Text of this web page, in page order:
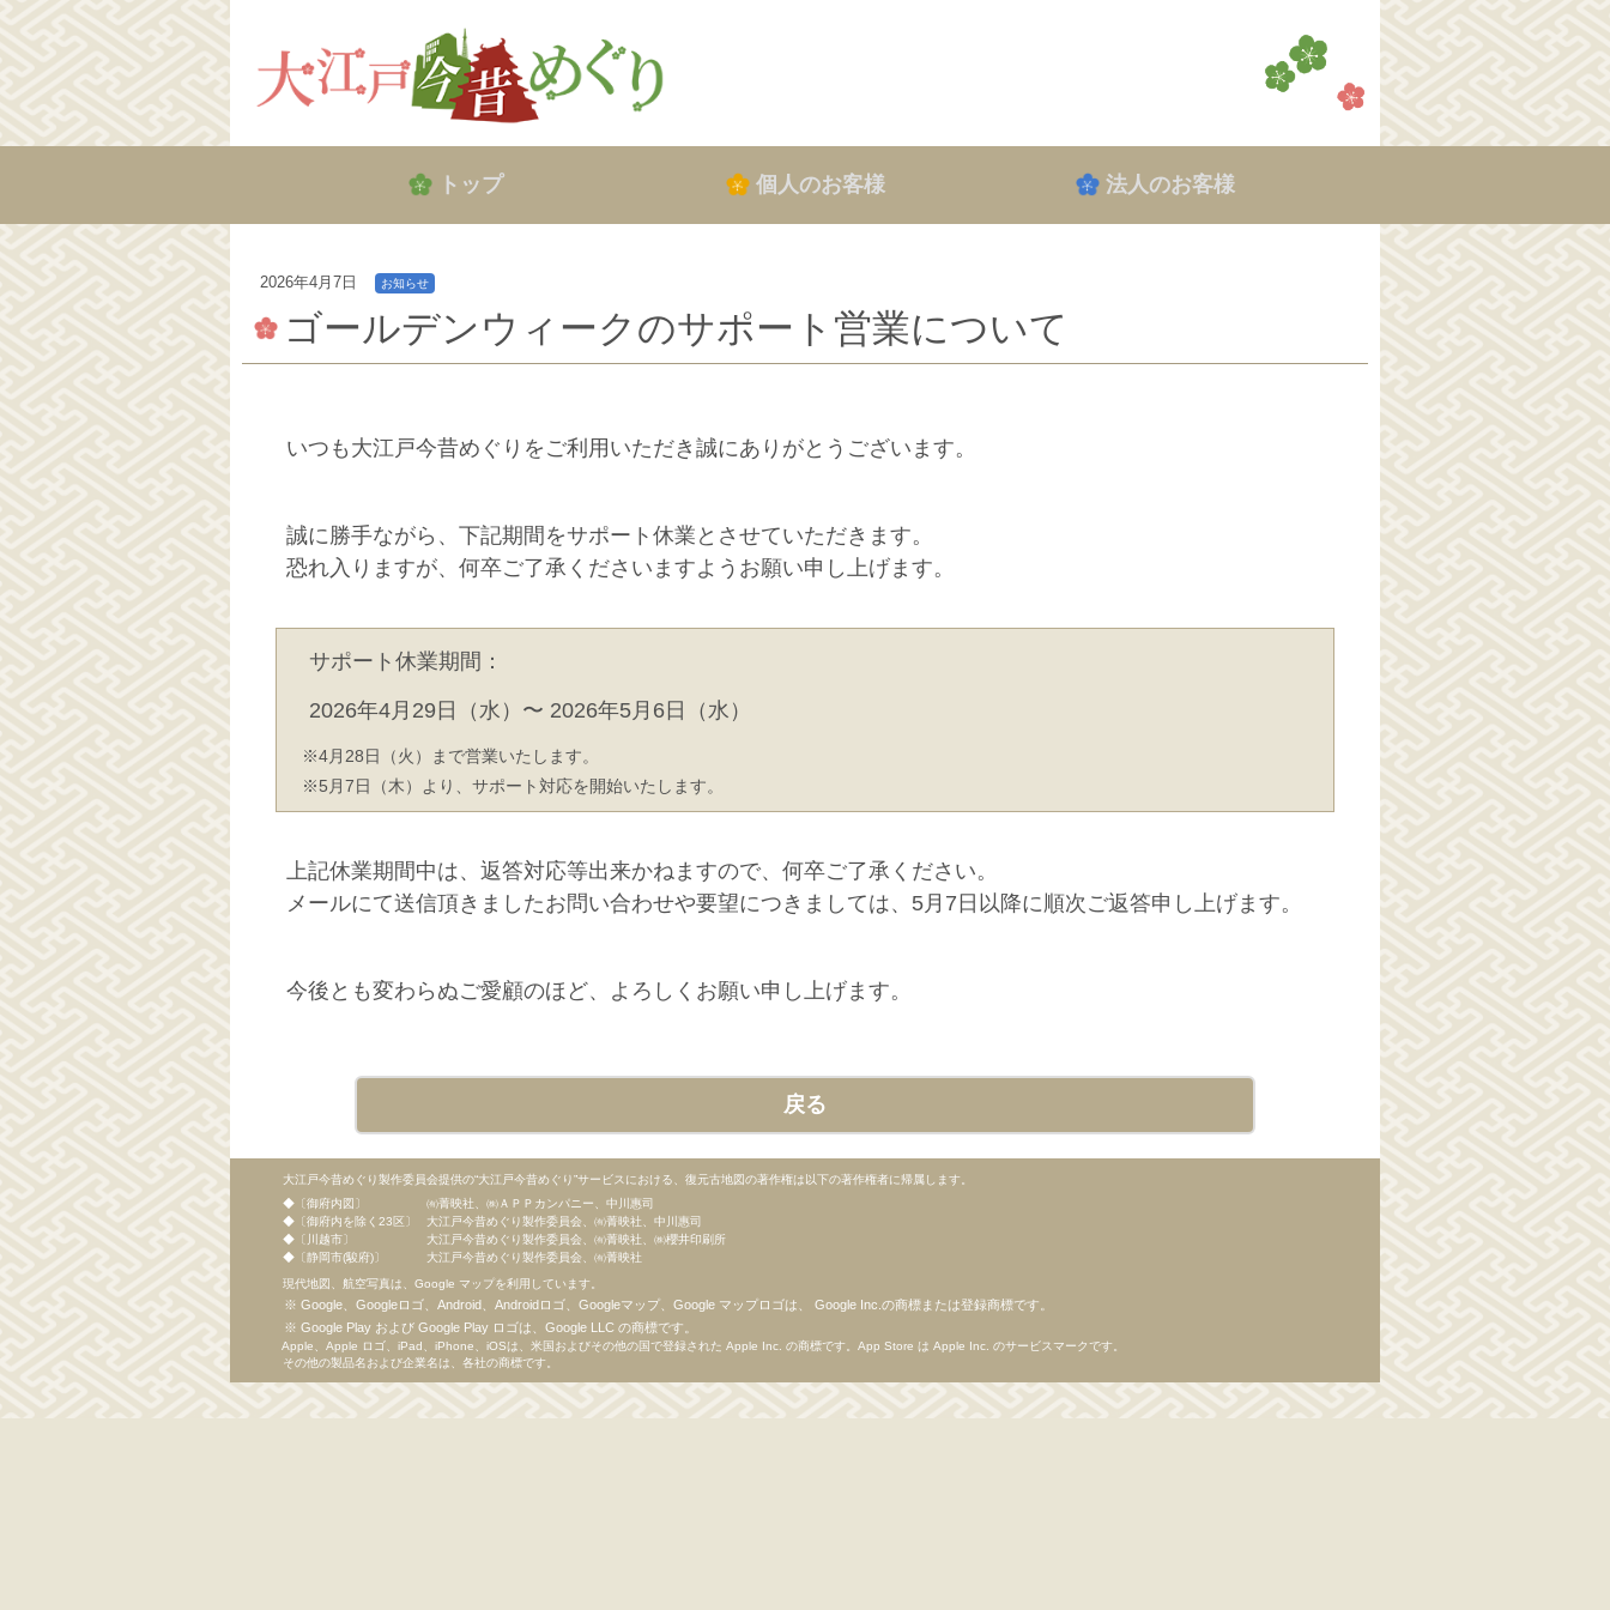
トップ 個人のお客様 法人のお客様
2026年4月7日 お知らせ
ゴールデンウィークのサポート営業について
いつも大江戸今昔めぐりをご利用いただき誠にありがとうございます。
誠に勝手ながら、下記期間をサポート休業とさせていただきます。
恐れ入りますが、何卒ご了承くださいますようお願い申し上げます。
サポート休業期間：
2026年4月29日（水）〜 2026年5月6日（水）
4月28日（火）まで営業いたします。
5月7日（木）より、サポート対応を開始いたします。
上記休業期間中は、返答対応等出来かねますので、何卒ご了承ください。
メールにて送信頂きましたお問い合わせや要望につきましては、5月7日以降に順次ご返答申し上げます。
今後とも変わらぬご愛顧のほど、よろしくお願い申し上げます。
戻る
大江戸今昔めぐり製作委員会提供の“大江戸今昔めぐり”サービスにおける、復元古地図の著作権は以下の著作権者に帰属します。
◆〔御府内図〕
㈲菁映社、㈱ＡＰＰカンパニー、中川惠司
◆〔御府内を除く23区〕
大江戸今昔めぐり製作委員会、㈲菁映社、中川惠司
◆〔川越市〕
大江戸今昔めぐり製作委員会、㈲菁映社、㈱櫻井印刷所
◆〔静岡市(駿府)〕
大江戸今昔めぐり製作委員会、㈲菁映社
現代地図、航空写真は、Google マップを利用しています。
Google、Googleロゴ、Android、Androidロゴ、Googleマップ、Google マップロゴは、 Google Inc.の商標または登録商標です。
Google Play および Google Play ロゴは、Google LLC の商標です。
Apple、Apple ロゴ、iPad、iPhone、iOSは、米国およびその他の国で登録された Apple Inc. の商標です。App Store は Apple Inc. のサービスマークです。
その他の製品名および企業名は、各社の商標です。